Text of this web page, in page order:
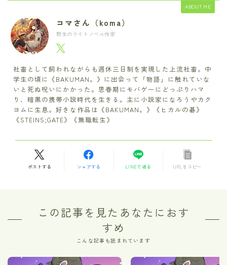
ABOUT ME
コマさん（koma）
野生のライトノベル作家
社畜として飼われながらも週休三日制を実現した上流社畜。中
学生の頃に《BAKUMAN。》に出会って「物語」に触れていな
いと死ぬ呪いにかかった。思春期にモバゲーにどっぷりハマ
り、暗黒の携帯小説時代を生きる。主に小説家になろうやカク
ヨムに生息。好きな作品は《BAKUMAN。》《ヒカルの碁》
《STEINS;GATE》《無職転生》
ポストする シェアする LINEで送る URLをコピー
この記事を見たあなたにおす
すめ
こんな記事も読まれています